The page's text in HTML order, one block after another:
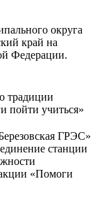
округа
край на
Федерации.
традиции
пойти учиться»
ГРЭС»
станции
«Помоги